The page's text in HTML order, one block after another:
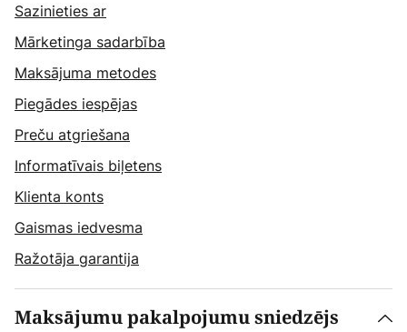
Sazinieties ar
Mārketinga sadarbība
Maksājuma metodes
Piegādes iespējas
Preču atgriešana
Informatīvais biļetens
Klienta konts
Gaismas iedvesma
Ražotāja garantija
Maksājumu pakalpojumu sniedzējs